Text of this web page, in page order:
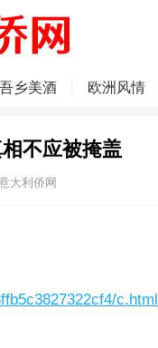
吾乡美酒 欧洲风情
不应被掩盖
大利侨网
c.html